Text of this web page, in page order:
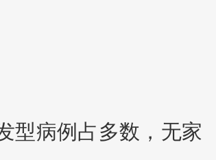
型病例占多数，无家